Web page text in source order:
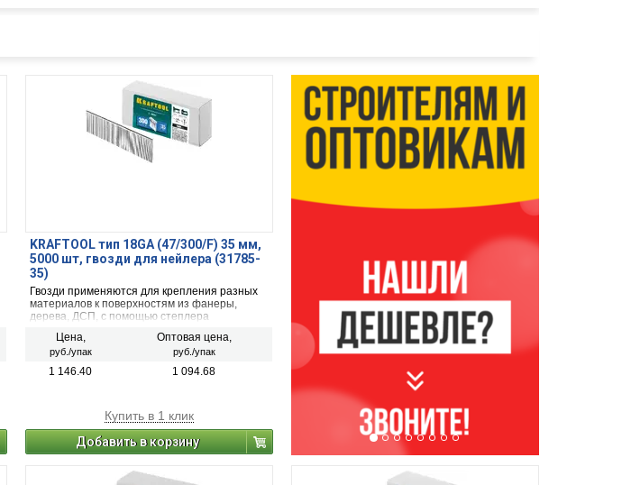
KRAFTOOL тип 18GA (47/300/F) 35 мм,
5000 шт, гвозди для нейлера (31785-
35)
Гвозди применяются для крепления разных
материалов к поверхностям из фанеры,
дерева, ДСП, с помощью степлера
Цена,
руб./упак
Оптовая цена,
руб./упак
1 146.40 1 094.68
Купить в 1 клик
Добавить в корзину